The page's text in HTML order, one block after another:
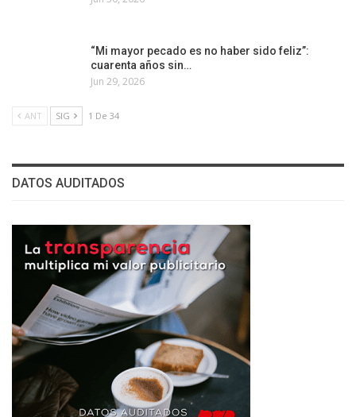
“Mi mayor pecado es no haber sido feliz”:
cuarenta años sin…
Jun 29, 2026
ANT SIG 1 De 34
DATOS AUDITADOS